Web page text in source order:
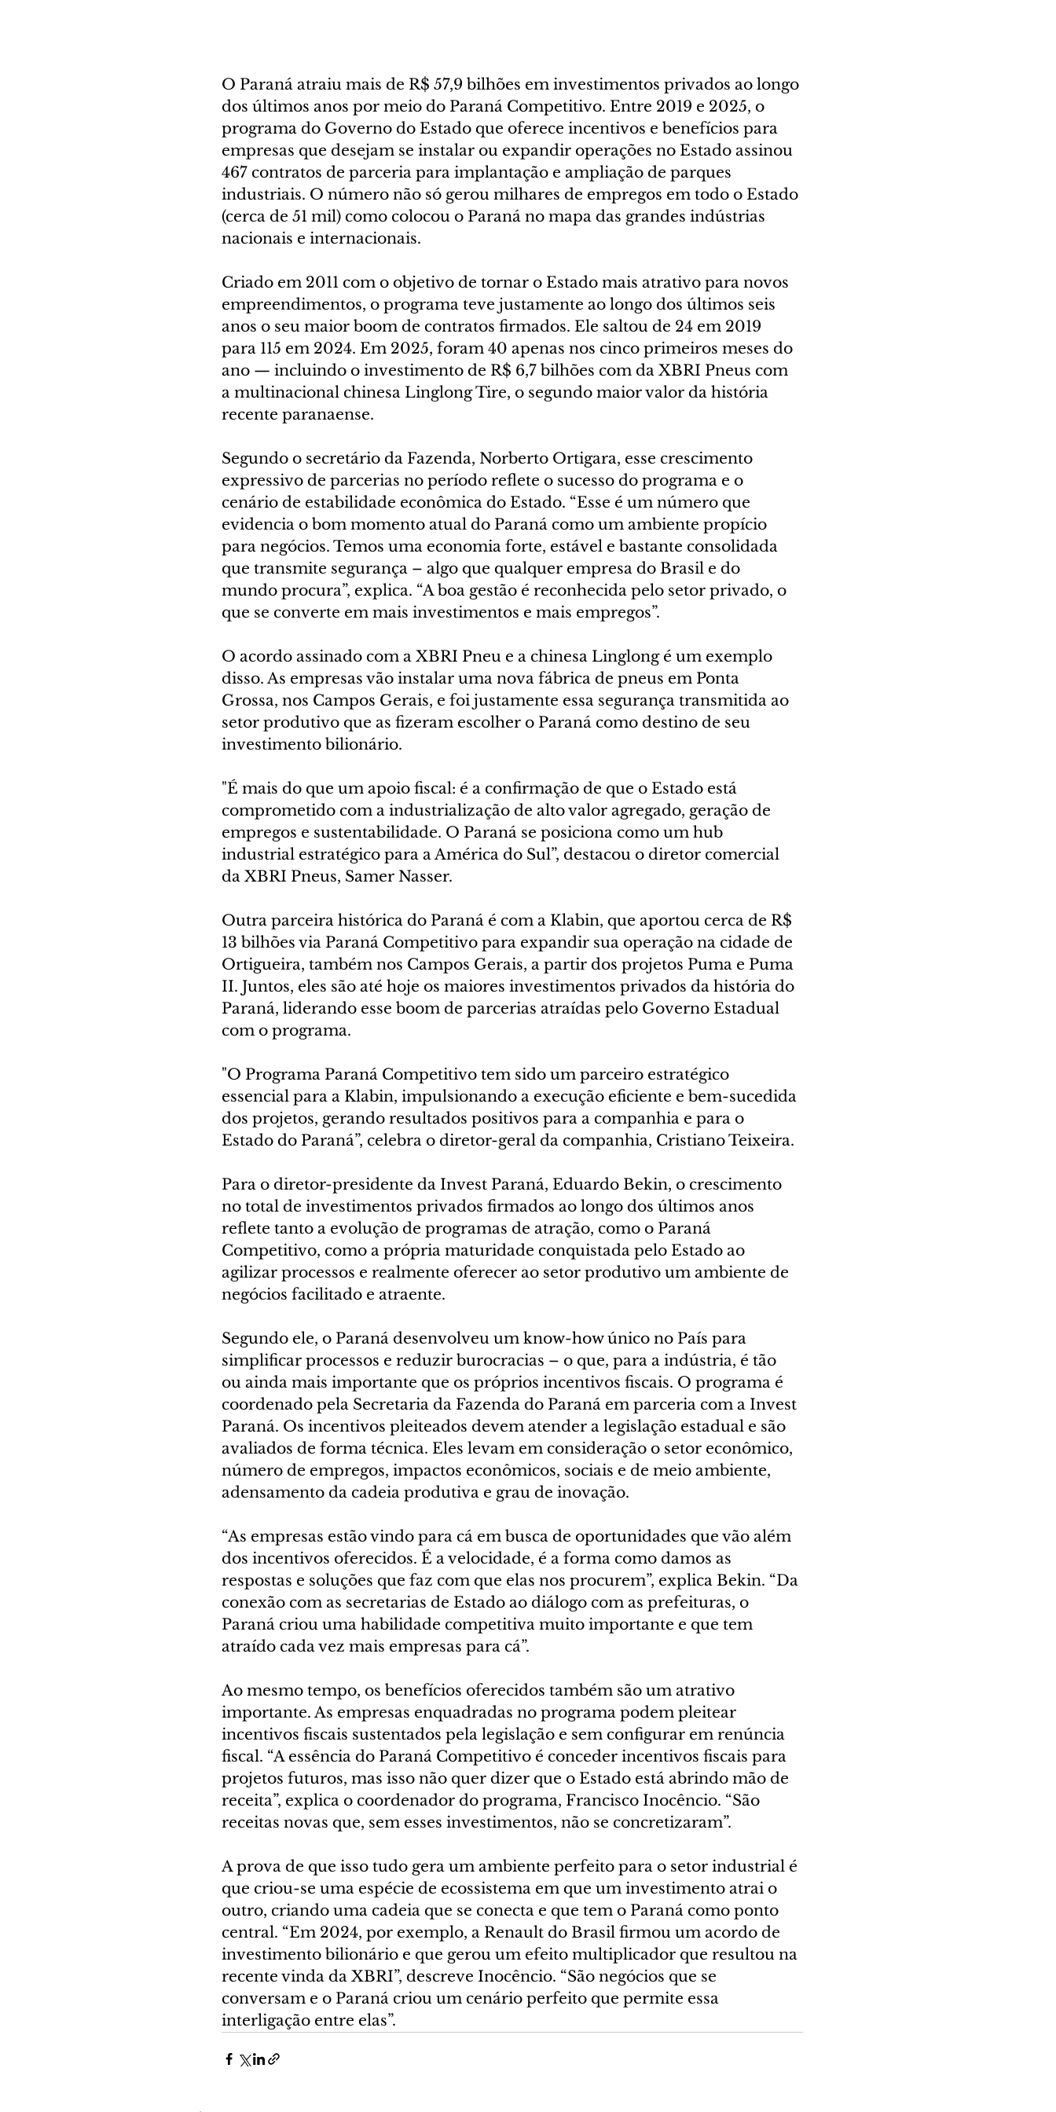
O Paraná atraiu mais de R$ 57,9 bilhões em investimentos privados ao longo
dos últimos anos por meio do Paraná Competitivo. Entre 2019 e 2025, o
programa do Governo do Estado que oferece incentivos e benefícios para
empresas que desejam se instalar ou expandir operações no Estado assinou
467 contratos de parceria para implantação e ampliação de parques
industriais. O número não só gerou milhares de empregos em todo o Estado
(cerca de 51 mil) como colocou o Paraná no mapa das grandes indústrias
nacionais e internacionais.
Criado em 2011 com o objetivo de tornar o Estado mais atrativo para novos
empreendimentos, o programa teve justamente ao longo dos últimos seis
anos o seu maior boom de contratos firmados. Ele saltou de 24 em 2019
para 115 em 2024. Em 2025, foram 40 apenas nos cinco primeiros meses do
ano — incluindo o investimento de R$ 6,7 bilhões com da XBRI Pneus com
a multinacional chinesa Linglong Tire, o segundo maior valor da história
recente paranaense.
Segundo o secretário da Fazenda, Norberto Ortigara, esse crescimento
expressivo de parcerias no período reflete o sucesso do programa e o
cenário de estabilidade econômica do Estado. “Esse é um número que
evidencia o bom momento atual do Paraná como um ambiente propício
para negócios. Temos uma economia forte, estável e bastante consolidada
que transmite segurança – algo que qualquer empresa do Brasil e do
mundo procura”, explica. “A boa gestão é reconhecida pelo setor privado, o
que se converte em mais investimentos e mais empregos”.
O acordo assinado com a XBRI Pneu e a chinesa Linglong é um exemplo
disso. As empresas vão instalar uma nova fábrica de pneus em Ponta
Grossa, nos Campos Gerais, e foi justamente essa segurança transmitida ao
setor produtivo que as fizeram escolher o Paraná como destino de seu
investimento bilionário.
"É mais do que um apoio fiscal: é a confirmação de que o Estado está
comprometido com a industrialização de alto valor agregado, geração de
empregos e sustentabilidade. O Paraná se posiciona como um hub
industrial estratégico para a América do Sul”, destacou o diretor comercial
da XBRI Pneus, Samer Nasser.
Outra parceira histórica do Paraná é com a Klabin, que aportou cerca de R$
13 bilhões via Paraná Competitivo para expandir sua operação na cidade de
Ortigueira, também nos Campos Gerais, a partir dos projetos Puma e Puma
II. Juntos, eles são até hoje os maiores investimentos privados da história do
Paraná, liderando esse boom de parcerias atraídas pelo Governo Estadual
com o programa.
"O Programa Paraná Competitivo tem sido um parceiro estratégico
essencial para a Klabin, impulsionando a execução eficiente e bem-sucedida
dos projetos, gerando resultados positivos para a companhia e para o
Estado do Paraná”, celebra o diretor-geral da companhia, Cristiano Teixeira.
Para o diretor-presidente da Invest Paraná, Eduardo Bekin, o crescimento
no total de investimentos privados firmados ao longo dos últimos anos
reflete tanto a evolução de programas de atração, como o Paraná
Competitivo, como a própria maturidade conquistada pelo Estado ao
agilizar processos e realmente oferecer ao setor produtivo um ambiente de
negócios facilitado e atraente.
Segundo ele, o Paraná desenvolveu um know-how único no País para
simplificar processos e reduzir burocracias – o que, para a indústria, é tão
ou ainda mais importante que os próprios incentivos fiscais. O programa é
coordenado pela Secretaria da Fazenda do Paraná em parceria com a Invest
Paraná. Os incentivos pleiteados devem atender a legislação estadual e são
avaliados de forma técnica. Eles levam em consideração o setor econômico,
número de empregos, impactos econômicos, sociais e de meio ambiente,
adensamento da cadeia produtiva e grau de inovação.
“As empresas estão vindo para cá em busca de oportunidades que vão além
dos incentivos oferecidos. É a velocidade, é a forma como damos as
respostas e soluções que faz com que elas nos procurem”, explica Bekin. “Da
conexão com as secretarias de Estado ao diálogo com as prefeituras, o
Paraná criou uma habilidade competitiva muito importante e que tem
atraído cada vez mais empresas para cá”.
Ao mesmo tempo, os benefícios oferecidos também são um atrativo
importante. As empresas enquadradas no programa podem pleitear
incentivos fiscais sustentados pela legislação e sem configurar em renúncia
fiscal. “A essência do Paraná Competitivo é conceder incentivos fiscais para
projetos futuros, mas isso não quer dizer que o Estado está abrindo mão de
receita”, explica o coordenador do programa, Francisco Inocêncio. “São
receitas novas que, sem esses investimentos, não se concretizaram”.
A prova de que isso tudo gera um ambiente perfeito para o setor industrial é
que criou-se uma espécie de ecossistema em que um investimento atrai o
outro, criando uma cadeia que se conecta e que tem o Paraná como ponto
central. “Em 2024, por exemplo, a Renault do Brasil firmou um acordo de
investimento bilionário e que gerou um efeito multiplicador que resultou na
recente vinda da XBRI”, descreve Inocêncio. “São negócios que se
conversam e o Paraná criou um cenário perfeito que permite essa
interligação entre elas”.